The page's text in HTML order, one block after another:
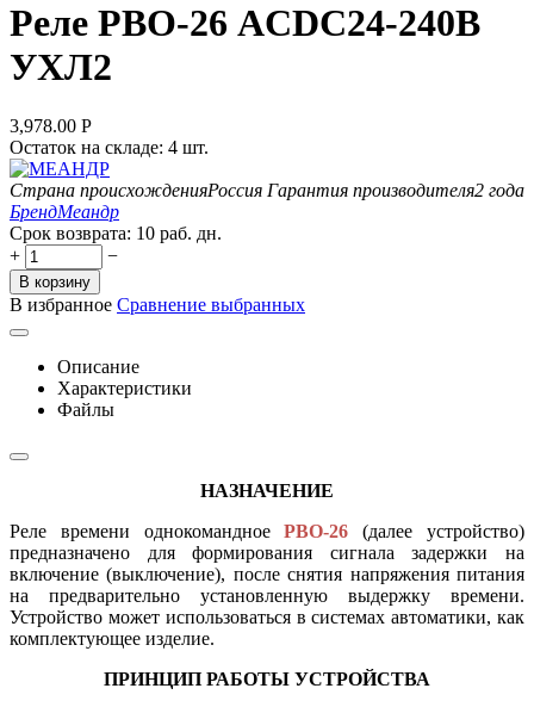
Реле РВО-26 ACDC24-240B
УХЛ2
3,978.00 Р
Остаток на складе: 4 шт.
Страна происхожденияРоссия Гарантия производителя2 года
БрендМеандр
Срок возврата: 10 раб. дн.
+
−
В корзину
В избранное Сравнение выбранных
Описание
Характеристики
Файлы
НАЗНАЧЕНИЕ
Реле времени однокомандноеРВО-26 (далее устройство)
предназначено для формирования сигнала задержки на
включение (выключение), после снятия напряжения питания
на предварительно установленную выдержку времени.
Устройство может использоваться в системах автоматики, как
комплектующее изделие.
ПРИНЦИП РАБОТЫ УСТРОЙСТВА